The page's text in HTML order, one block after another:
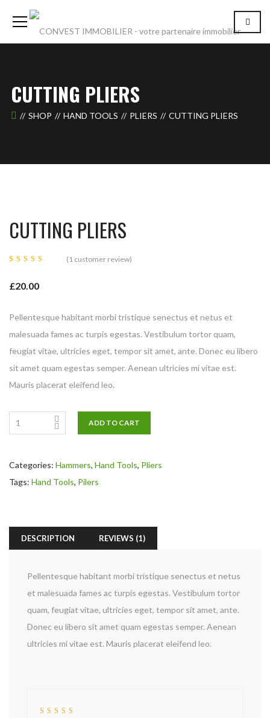
CUTTING PLIERS
SHOP HAND TOOLS PLIERS CUTTING PLIERS
CUTTING PLIERS
of 5
based on
( 1 customer review)
£20.00
Pellentesque habitant morbi tristique senectus et netus et
malesuada fames ac turpis egestas. Vestibulum tortor quam,
feugiat vitae, ultricies eget, tempor sit amet, ante. Donec eu libero
sit amet quam egestas semper. Aenean ultricies mi vitae est.
Mauris placerat eleifend leo.
ADD TO CART
Categories: Hammers, Hand Tools, Pliers
Tags: Hand Tools, Pilers
DESCRIPTION REVIEWS (1)
Pellentesque habitant morbi tristique senectus et netus
et malesuada fames ac turpis egestas. Vestibulum tortor
quam, feugiat vitae, ultricies eget, tempor sit amet, ante.
Donec eu libero sit amet quam egestas semper. Aenean
ultricies mi vitae est. Mauris placerat eleifend leo.